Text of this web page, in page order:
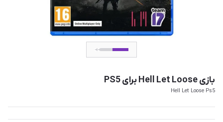
بازی Hell Let Loose برای PS5
Hell Let Loose Ps5